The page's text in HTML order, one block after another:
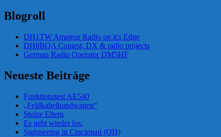
Blogroll
DH1TW Amateur Radio on it's Edge
DH8BQA Contest, DX & radio projects
German Radio Operator DM5HF
Neueste Beiträge
Funktionstest AE540
„Feldkabelhandwagen“
Stolze Eltern
Es geht wieder los.
Sightseeing in Cincinnati (OH)